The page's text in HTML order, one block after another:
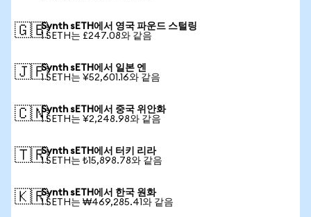
🇬🇧Synth sETH에서 영국 파운드 스털링
1 SETH는 £247.08와 같음
🇯🇵Synth sETH에서 일본 엔
1 SETH는 ¥52,601.16와 같음
🇨🇳Synth sETH에서 중국 위안화
1 SETH는 ¥2,248.98와 같음
🇹🇷Synth sETH에서 터키 리라
1 SETH는 ₺15,898.78와 같음
🇰🇷Synth sETH에서 한국 원화
1 SETH는 ₩469,285.41와 같음